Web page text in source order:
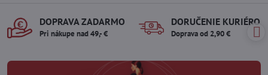
DOPRAVA ZADARMO
Pri nákupe nad 49,- €
DORUČENIE KURIÉROM
Doprava od 2,90 €